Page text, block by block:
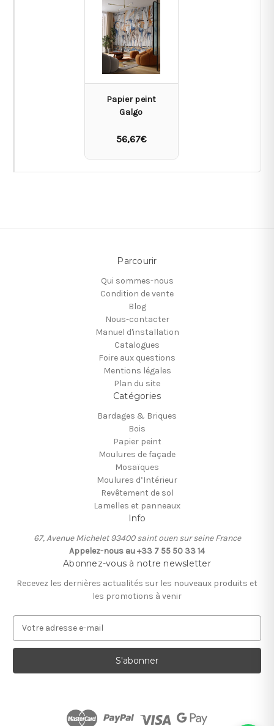
Papier peint
Galgo
56,67€
Parcourir
Qui sommes-nous
Condition de vente
Blog
Nous-contacter
Manuel d'installation
Catalogues
Foire aux questions
Mentions légales
Plan du site
Catégories
Bardages & Briques
Bois
Papier peint
Moulures de façade
Mosaïques
Moulures d’Intérieur
Revêtement de sol
Lamelles et panneaux
Info
67, Avenue Michelet 93400 saint ouen sur seine France
Appelez-nous au +33 7 55 50 33 14
Abonnez-vous à notre newsletter
Recevez les dernières actualités sur les nouveaux produits et
les promotions à venir
r
s